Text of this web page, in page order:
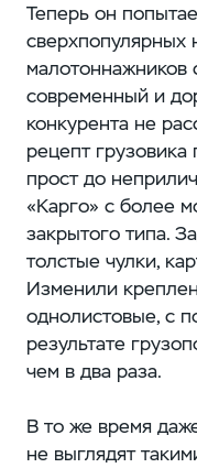
Теперь он
сверхпопулярных
малотоннажников
современный и
конкурента не
рецепт
прост до
«Карго» с более
закрытого типа.
толстые чулки,
Изменили
однолистовые, с
результате
чем в два раза.
В то же время
не выглядят